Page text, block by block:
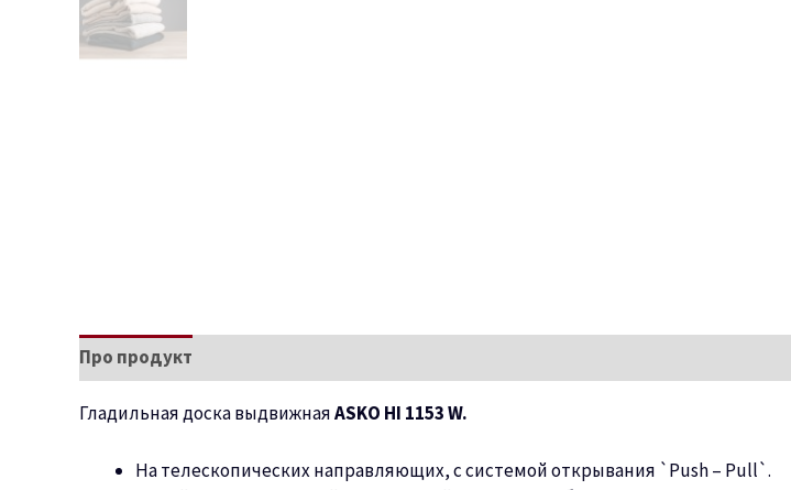
Про продукт
Гладильная доска выдвижнаяASKO HI 1153 W.
На телескопических направляющих, с системой открывания `Push – Pull`.